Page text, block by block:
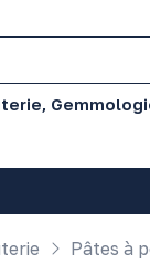
Pâtes à